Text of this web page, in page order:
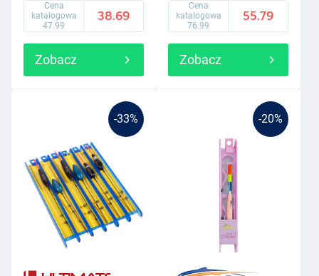
Cena
katalogowa
47.99
38.69
Zobacz
Cena
katalogowa
76.99
55.79
Zobacz
-33% -20%